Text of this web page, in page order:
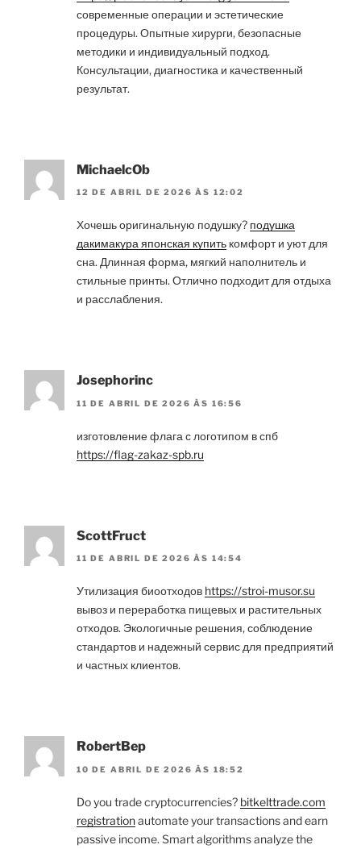
современные операции и эстетические
процедуры. Опытные хирурги, безопасные
методики и индивидуальный подход.
Консультации, диагностика и качественный
результат.
MichaelcOb
12 DE ABRIL DE 2026 ÀS 12:02
Хочешь оригинальную подушку? подушка
дакимакура японская купить комфорт и уют для
сна. Длинная форма, мягкий наполнитель и
стильные принты. Отлично подходит для отдыха
и расслабления.
Josephorinc
11 DE ABRIL DE 2026 ÀS 16:56
изготовление флага с логотипом в спб
https://flag-zakaz-spb.ru
ScottFruct
11 DE ABRIL DE 2026 ÀS 14:54
Утилизация биоотходов https://stroi-musor.su
вывоз и переработка пищевых и растительных
отходов. Экологичные решения, соблюдение
стандартов и надежный сервис для предприятий
и частных клиентов.
RobertBep
10 DE ABRIL DE 2026 ÀS 18:52
Do you trade cryptocurrencies? bitkelttrade.com
registrationautomate your transactions and earn
passive income. Smart algorithms analyze the